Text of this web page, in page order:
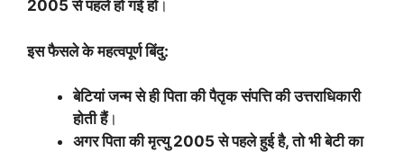
2005 से पहले हो गई हो।
इस फैसले के महत्वपूर्ण बिंदु:
बेटियां जन्म से ही पिता की पैतृक संपत्ति की उत्तराधिकारी
होती हैं।
अगर पिता की मृत्यु 2005 से पहले हुई है, तो भी बेटी का